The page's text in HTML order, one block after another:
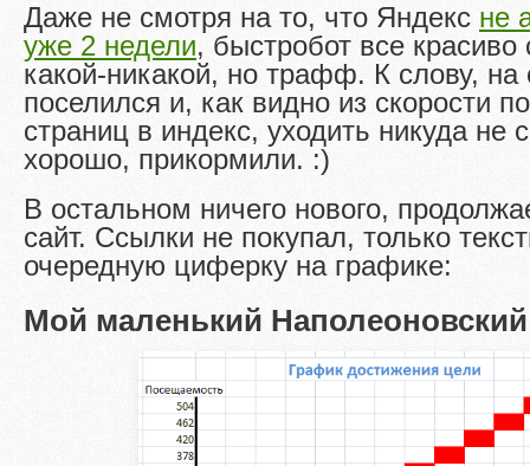
Даже не смотря на то, что Яндекс не
уже 2 недели, быстробот все
какой-никакой, но трафф. К слову, на
поселился и, как видно из скорости
страниц в индекс, уходить никуда не
хорошо, прикормили. :)
В остальном ничего нового,
сайт. Ссылки не покупал, только
очередную циферку на графике:
Мой маленький